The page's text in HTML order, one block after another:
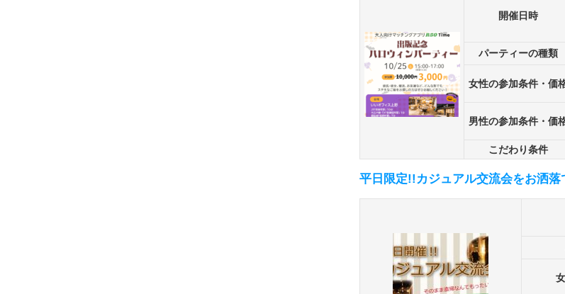
開催日時
パーティーの種類
女性の参加条件・価
男性の参加条件・価
こだわり条件
平日限定!!カジュアル交流会をお洒